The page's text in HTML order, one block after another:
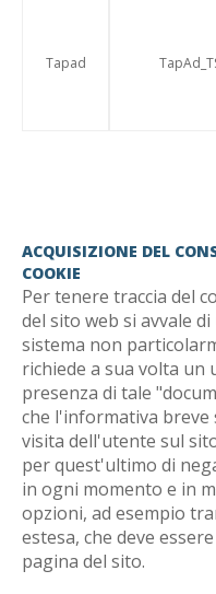
Tapad
ACQUISIZIONE DEL
COOKIE
Per tenere traccia del
del sito web si avvale
sistema non
richiede a sua volta un
presenza di tale
che l'informativa breve
visita dell'utente sul
per quest'ultimo di
in ogni momento e in
opzioni, ad esempio
estesa, che deve
pagina del sito.